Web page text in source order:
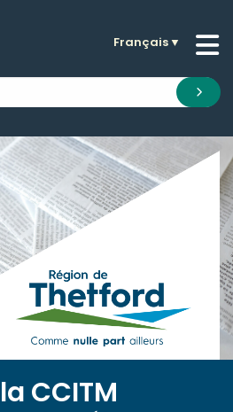
)
Français▼
CCITM